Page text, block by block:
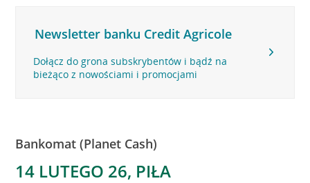
Newsletter banku Credit Agricole
Dołącz do grona subskrybentów i bądź na
bieżąco z nowościami i promocjami
Bankomat (Planet Cash)
14 LUTEGO 26, PIŁA